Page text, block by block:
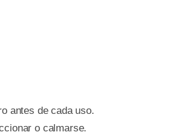
antes de cada uso.
o calmarse.